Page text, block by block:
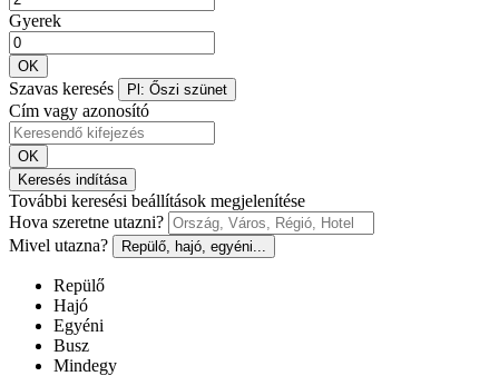
Gyerek
OK
Szavas keresés Pl: Őszi szünet
Cím vagy azonosító
OK
Keresés indítása
További keresési beállítások megjelenítése
Hova szeretne utazni?
Mivel utazna?
Repülő, hajó, egyéni...
Repülő
Hajó
Egyéni
Busz
Mindegy